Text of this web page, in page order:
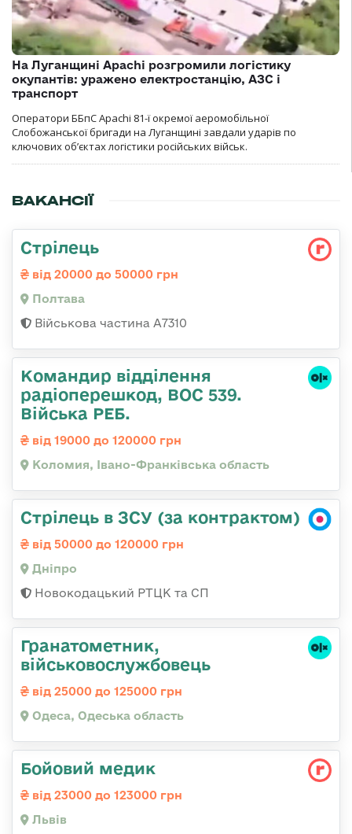
На Луганщині Apachi розгромили логістику
окупантів: уражено електростанцію, АЗС і
транспорт
Оператори ББпС Apachi 81-ї окремої аеромобільної
Слобожанської бригади на Луганщині завдали ударів по
ключових об’єктах логістики російських військ.
ВАКАНСІЇ
Стрілець
від 20000 до 50000 грн
Полтава
Військова частина А7310
Командир відділення
радіоперешкод, ВОС 539.
Війська РЕБ.
від 19000 до 120000 грн
Коломия, Івано-Франківська область
Стрілець в ЗСУ (за контрактом)
від 50000 до 120000 грн
Дніпро
Новокодацький РТЦК та СП
Гранатометник,
військовослужбовець
від 25000 до 125000 грн
Одеса, Одеська область
Бойовий медик
від 23000 до 123000 грн
Львів